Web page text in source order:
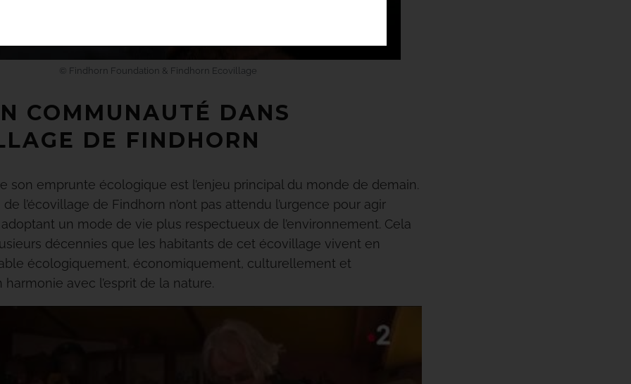
© Findhorn Foundation & Findhorn Ecovillage
COMMUNAUTÉ DANS
DE FINDHORN
son emprunte écologique est l’enjeu principal du monde de demain.
l’écovillage de Findhorn n’ont pas attendu l’urgence pour agir
un mode de vie plus respectueux de l’environnement. Cela
décennies que les habitants de cet écovillage vivent en
écologiquement, économiquement, culturellement et
avec l’esprit de la nature.